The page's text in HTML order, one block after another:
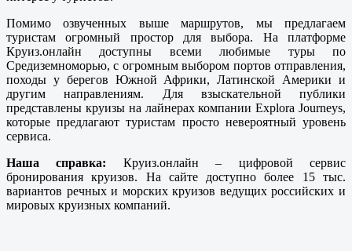
Помимо озвученных выше маршрутов, мы предлагаем
туристам огромный простор для выбора. На платформе
Круиз.онлайн доступны всеми любимые туры по
Средиземноморью, с огромным выбором портов отправления,
походы у берегов Южной Африки, Латинской Америки и
другим направлениям. Для взыскательной публики
представлены круизы на лайнерах компании Explora Journeys,
которые предлагают туристам просто невероятный уровень
сервиса.
Наша справка: Круиз.онлайн – цифровой сервис
бронирования круизов. На сайте доступно более 15 тыс.
вариантов речных и морских круизов ведущих российских и
мировых круизных компаний.